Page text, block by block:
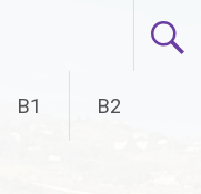
B1 B2